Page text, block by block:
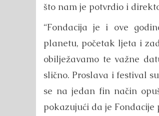
što nam je potvrdio i
“Fondacija je i ove
planetu, početak ljeta i
obilježavamo te važne
slično. Proslava i festival
se na jedan fin način
pokazujući da je